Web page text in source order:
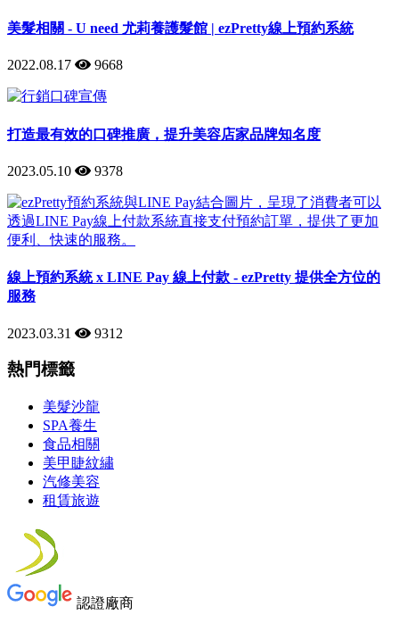
美髮相關 - U need 尤莉養護髮館 | ezPretty線上預約系統
2022.08.17 9668
打造最有效的口碑推廣，提升美容店家品牌知名度
2023.05.10 9378
線上預約系統 x LINE Pay 線上付款 - ezPretty 提供全方位的
服務
2023.03.31 9312
熱門標籤
美髮沙龍
SPA養生
食品相關
美甲睫紋繡
汽修美容
租賃旅遊
認證廠商